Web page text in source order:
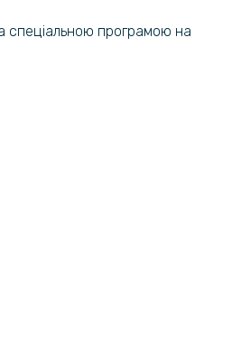
159 грн
спеціальною програмою на